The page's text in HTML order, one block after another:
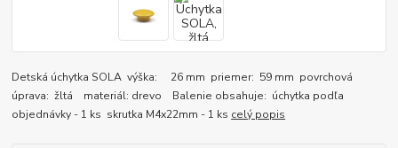
Detská úchytka SOLA výška: 26 mm priemer: 59 mm povrchová
úprava: žltá materiál: drevo Balenie obsahuje: úchytka podľa
objednávky - 1 ks skrutka M4x22mm - 1 ks celý popis